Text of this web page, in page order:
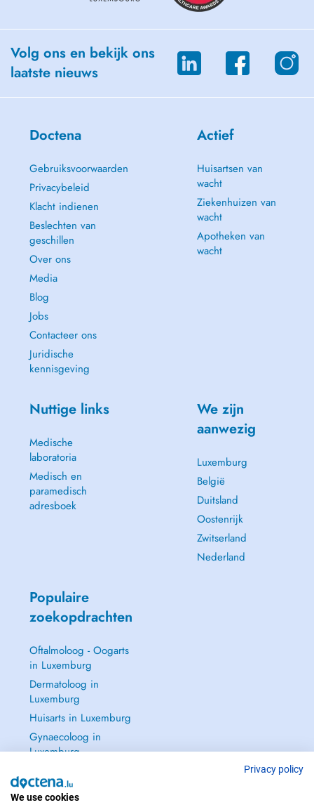
Volg ons en bekijk ons
laatste nieuws
Doctena
Gebruiksvoorwaarden
Privacybeleid
Klacht indienen
Beslechten van
geschillen
Over ons
Media
Blog
Jobs
Contacteer ons
Juridische
kennisgeving
Actief
Huisartsen van
wacht
Ziekenhuizen van
wacht
Apotheken van
wacht
Nuttige links
Medische
laboratoria
Medisch en
paramedisch
adresboek
We zijn
aanwezig
Luxemburg
België
Duitsland
Oostenrijk
Zwitserland
Nederland
Populaire
zoekopdrachten
Oftalmoloog - Oogarts
in Luxemburg
Dermatoloog in
Luxemburg
Huisarts in Luxemburg
Gynaecoloog in
Luxemburg
Privacy policy
We use cookies